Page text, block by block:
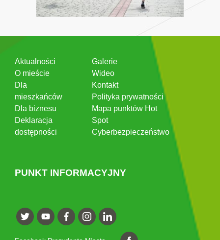
Aktualności
O mieście
Dla
mieszkańców
Dla biznesu
Deklaracja
dostępności
Galerie
Wideo
Kontakt
Polityka prywatności
Mapa punktów Hot
Spot
Cyberbezpieczeństwo
PUNKT INFORMACYJNY